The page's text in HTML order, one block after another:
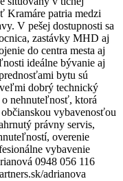
Kramáre patria medzi
V pešej dostupnosti sa
zastávky MHD aj
do centra mesta aj
ideálne bývanie aj
bytu sú
dobrý technický
o nehnuteľnosť, ktorá
vybavenosťou
právny servis,
overenie
vybavenie
0948 056 116
adrianova